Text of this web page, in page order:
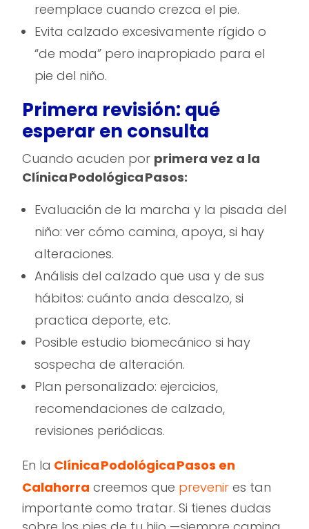
reemplace cuando crezca el pie.
Evita calzado excesivamente rígido o
“de moda” pero inapropiado para el
pie del niño.
Primera revisión: qué
esperar en consulta
Cuando acuden por primera vez a la
Clínica Podológica Pasos:
Evaluación de la marcha y la pisada del
niño: ver cómo camina, apoya, si hay
alteraciones.
Análisis del calzado que usa y de sus
hábitos: cuánto anda descalzo, si
practica deporte, etc.
Posible estudio biomecánico si hay
sospecha de alteración.
Plan personalizado: ejercicios,
recomendaciones de calzado,
revisiones periódicas.
En la Clínica Podológica Pasos en
Calahorra creemos que prevenir es tan
importante como tratar. Si tienes dudas